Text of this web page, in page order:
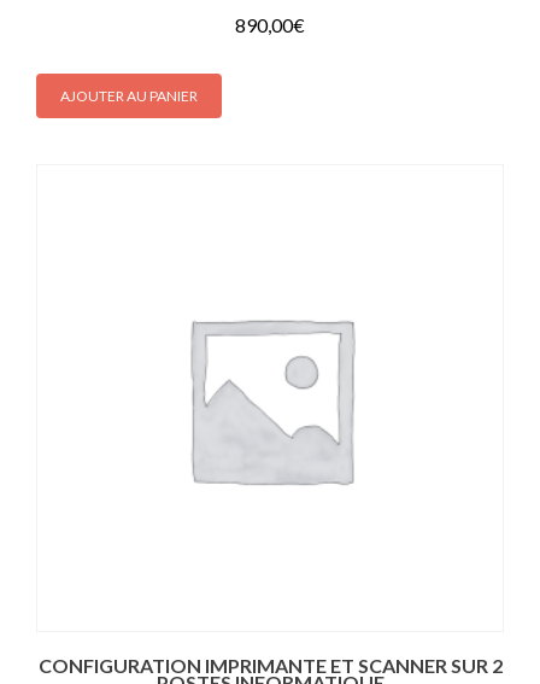
890,00€
AJOUTER AU PANIER
CONFIGURATION IMPRIMANTE ET SCANNER SUR 2